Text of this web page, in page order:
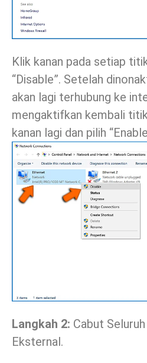
Klik kanan pada setiap
“Disable”. Setelah
akan lagi terhubung ke
mengaktifkan kembali
kanan lagi dan pilih
Langkah 2: Cabut
Eksternal.